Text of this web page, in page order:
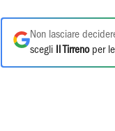
Non lasciare
scegli
Il Tirrenoper le